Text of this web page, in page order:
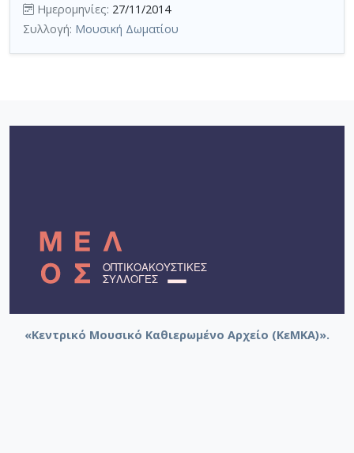
Ημερομηνίες: 27/11/2014
Συλλογή: Μουσική Δωματίου
«Κεντρικό Μουσικό Καθιερωμένο Αρχείο (ΚεΜΚΑ)».